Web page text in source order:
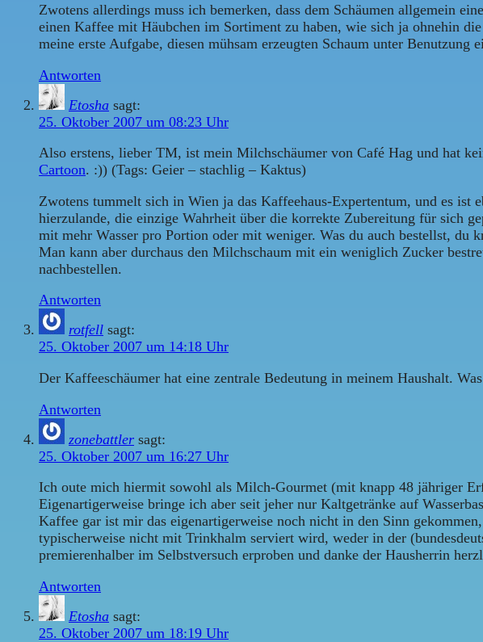
Zwotens allerdings muss ich bemerken, dass dem Schäumen allgemein
einen Kaffee mit Häubchen im Sortiment zu haben, wie sich ja ohnehin
meine erste Aufgabe, diesen mühsam erzeugten Schaum unter
Antworten
Etosha sagt:
25. Oktober 2007 um 08:23 Uhr
Also erstens, lieber TM, ist mein Milchschäumer von Café Hag und hat
Cartoon. :)) (Tags: Geier – stachlig – Kaktus)
Zwotens tummelt sich in Wien ja das Kaffeehaus-Expertentum, und es
hierzulande, die einzige Wahrheit über die korrekte Zubereitung für sich
mit mehr Wasser pro Portion oder mit weniger. Was du auch bestellst, du
Man kann aber durchaus den Milchschaum mit ein weniglich Zucker
nachbestellen.
Antworten
rotfell sagt:
25. Oktober 2007 um 14:18 Uhr
Der Kaffeeschäumer hat eine zentrale Bedeutung in meinem Haushalt.
Antworten
zonebattler sagt:
25. Oktober 2007 um 16:27 Uhr
Ich oute mich hiermit sowohl als Milch-Gourmet (mit knapp 48 jähriger
Eigenartigerweise bringe ich aber seit jeher nur Kaltgetränke auf
Kaffee gar ist mir das eigenartigerweise noch nicht in den Sinn
typischerweise nicht mit Trinkhalm serviert wird, weder in der
premierenhalber im Selbstversuch erproben und danke der Hausherrin
Antworten
Etosha sagt:
25. Oktober 2007 um 18:19 Uhr